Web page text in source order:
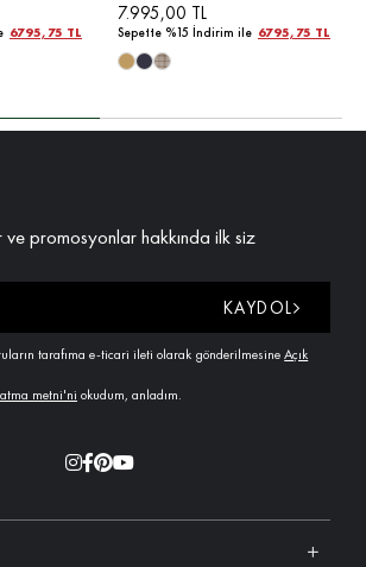
6795,75 TL
7.995,00 TL
Sepette %15 İndirim ile 6795,75 TL
ve promosyonlar hakkında ilk siz
KAYDOL
tarafıma e-ticari ileti olarak gönderilmesineAçık
metni'ni okudum, anladım.